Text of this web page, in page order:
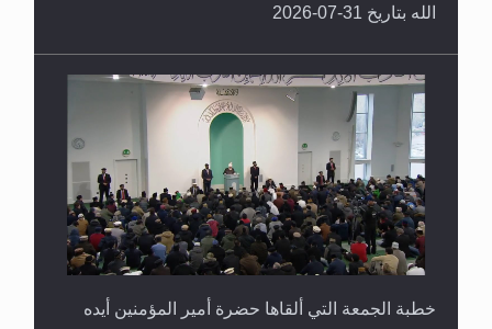
الله بتاريخ 31-07-2026
خطبة الجمعة التي ألقاها حضرة أمير المؤمنين أيده